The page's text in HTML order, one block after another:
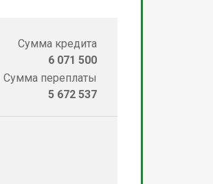
Сумма кредита
6 071 500
Сумма переплаты
5 672 537